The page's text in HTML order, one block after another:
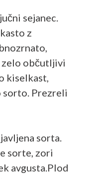
sejanec.
z
zelo občutljivi
kiselkast,
sorto. Prezreli
sorta.
sorte, zori
avgusta.Plod